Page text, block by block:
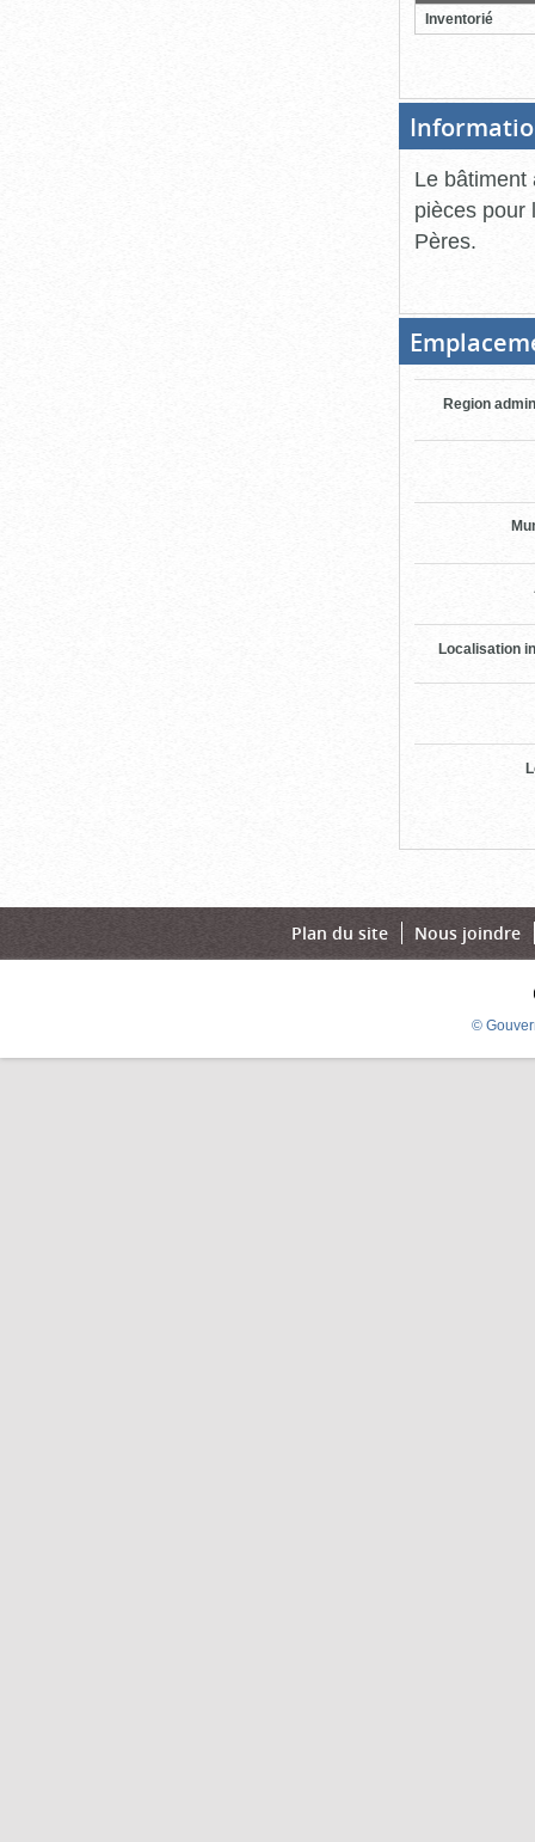
Inventorié
Le bâtiment
pièces pour
Pères.
Region
Localisation
Plan du site Nous joindre
©